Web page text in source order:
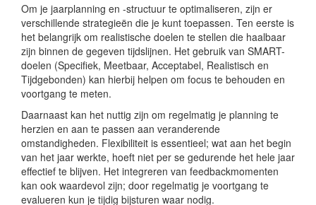
Om je jaarplanning en -structuur te optimaliseren, zijn er
verschillende strategieën die je kunt toepassen. Ten eerste is
het belangrijk om realistische doelen te stellen die haalbaar
zijn binnen de gegeven tijdslijnen. Het gebruik van SMART-
doelen (Specifiek, Meetbaar, Acceptabel, Realistisch en
Tijdgebonden) kan hierbij helpen om focus te behouden en
voortgang te meten.
Daarnaast kan het nuttig zijn om regelmatig je planning te
herzien en aan te passen aan veranderende
omstandigheden. Flexibiliteit is essentieel; wat aan het begin
van het jaar werkte, hoeft niet per se gedurende het hele jaar
effectief te blijven. Het integreren van feedbackmomenten
kan ook waardevol zijn; door regelmatig je voortgang te
evalueren kun je tijdig bijsturen waar nodig.